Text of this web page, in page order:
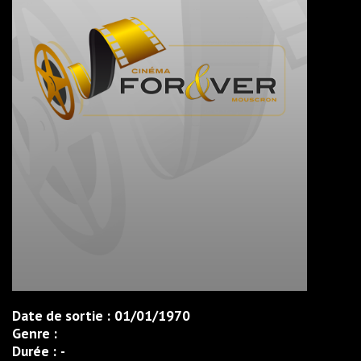
Date de sortie : 01/01/1970
Genre :
Durée : -